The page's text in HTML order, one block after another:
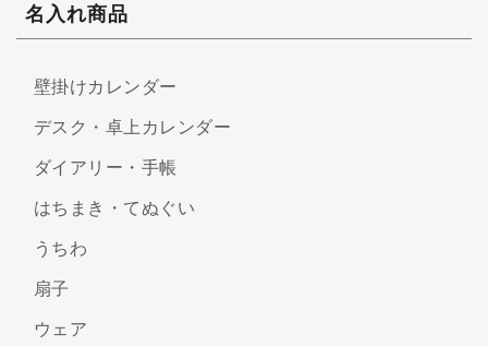
名入れ商品
壁掛けカレンダー
デスク・卓上カレンダー
ダイアリー・手帳
はちまき・てぬぐい
うちわ
扇子
ウェア